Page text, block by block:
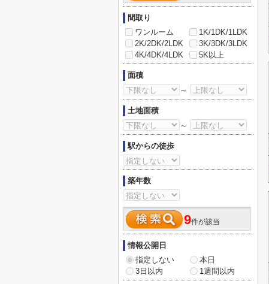
間取り
ワンルーム
1K/1DK/1LDK
2K/2DK/2LDK
3K/3DK/3LDK
4K/4DK/4LDK
5K以上
面積
～
土地面積
～
駅からの徒歩
築年数
9件が該当
情報公開日
指定しない
本日
3日以内
1週間以内